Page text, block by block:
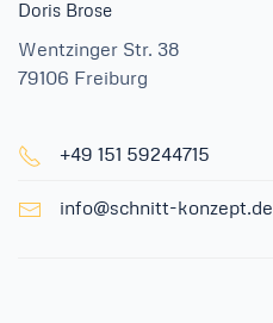
Doris Brose
Wentzinger Str. 38
79106 Freiburg
+49 151 59244715
info@schnitt-konzept.de